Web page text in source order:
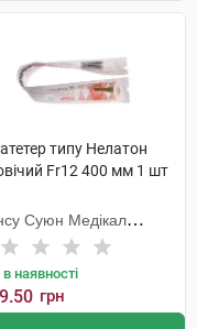
типу Нелатон
Fr12 400 мм 1 шт
Суюн Медікал
наявності
9.50 грн